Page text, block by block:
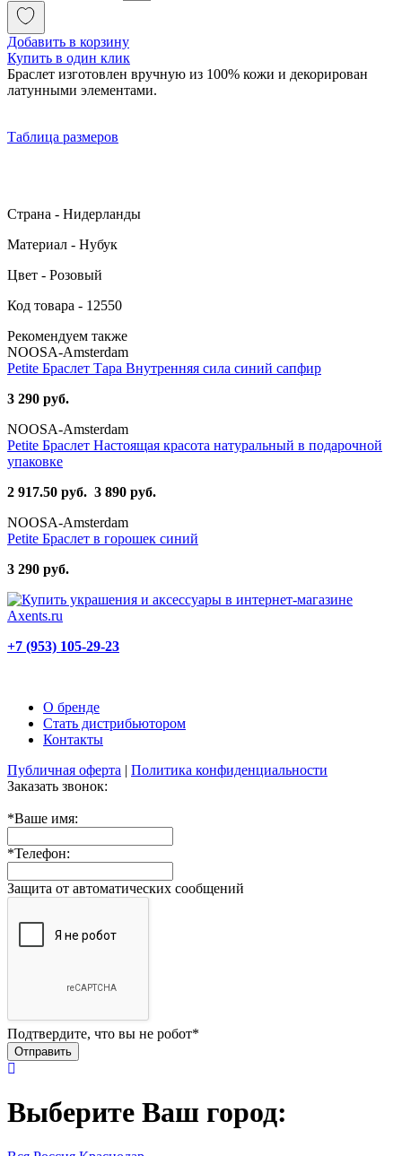
Добавить в корзину
Купить в один клик
Браслет изготовлен вручную из 100% кожи и декорирован
латунными элементами.
Таблица размеров
Страна - Нидерланды
Материал - Нубук
Цвет - Розовый
Код товара - 12550
Рекомендуем также
NOOSA-Amsterdam
Petite Браслет Тара Внутренняя сила синий сапфир
3 290 руб.
NOOSA-Amsterdam
Petite Браслет Настоящая красота натуральный в подарочной
упаковке
2 917.50 руб. 3 890 руб.
NOOSA-Amsterdam
Petite Браслет в горошек синий
3 290 руб.
+7 (953) 105-29-23
О бренде
Стать дистрибьютором
Контакты
Публичная оферта | Политика конфиденциальности
Заказать звонок:
*Ваше имя:
*Телефон:
Защита от автоматических сообщений
Подтвердите, что вы не робот*
Выберите Ваш город: